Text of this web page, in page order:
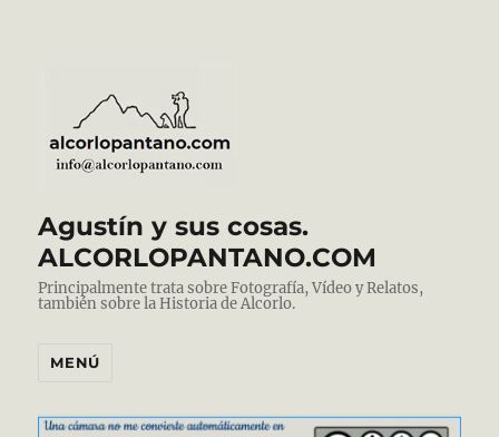
Agustín y sus cosas.
ALCORLOPANTANO.COM
Principalmente trata sobre Fotografía, Vídeo y Relatos,
también sobre la Historia de Alcorlo.
MENÚ